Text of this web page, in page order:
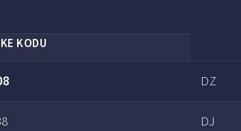
KODU
DZ
DJ